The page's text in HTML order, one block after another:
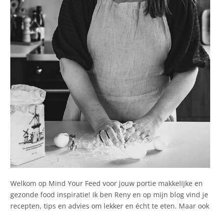
Welkom op Mind Your Feed voor jouw portie makkelijke en
gezonde food inspiratie! Ik ben Reny en op mijn blog vind je
recepten, tips en advies om lekker en écht te eten. Maar ook